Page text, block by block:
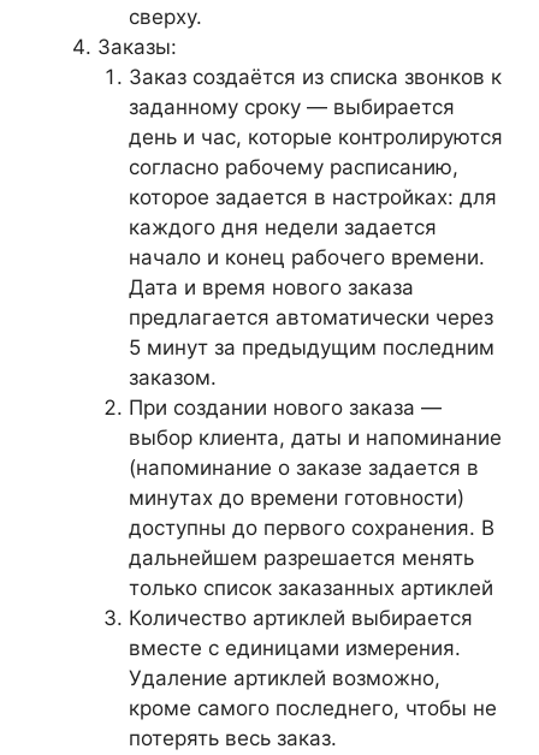
сверху.
Заказы:
Заказ создаётся из списка звонков к
заданному сроку — выбирается
день и час, которые контролируются
согласно рабочему расписанию,
которое задается в настройках: для
каждого дня недели задается
начало и конец рабочего времени.
Дата и время нового заказа
предлагается автоматически через
5 минут за предыдущим последним
заказом.
При создании нового заказа —
выбор клиента, даты и напоминание
(напоминание о заказе задается в
минутах до времени готовности)
доступны до первого сохранения. В
дальнейшем разрешается менять
только список заказанных артиклей
Количество артиклей выбирается
вместе с единицами измерения.
Удаление артиклей возможно,
кроме самого последнего, чтобы не
потерять весь заказ.